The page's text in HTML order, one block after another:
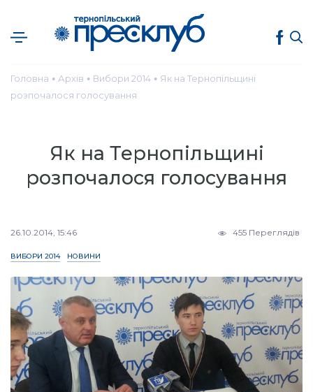
Головна ● Архів ● Вибори 2014 ● Як на Тернопільщині
розпочалося голосування
Як на Тернопільщині
розпочалося голосування
26.10.2014, 15:46 455 Переглядів
ВИБОРИ 2014 НОВИНИ